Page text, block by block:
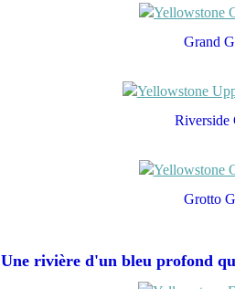
Grand
Riverside
Grotto
Une rivière d'un bleu profond